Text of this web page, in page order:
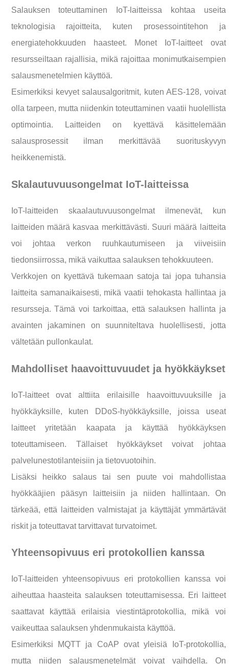
Salauksen toteuttaminen IoT-laitteissa kohtaa useita
teknologisia rajoitteita, kuten prosessointitehon ja
energiatehokkuuden haasteet. Monet IoT-laitteet ovat
resursseiltaan rajallisia, mikä rajoittaa monimutkaisempien
salausmenetelmien käyttöä.
Esimerkiksi kevyet salausalgoritmit, kuten AES-128, voivat
olla tarpeen, mutta niidenkin toteuttaminen vaatii huolellista
optimointia. Laitteiden on kyettävä käsittelemään
salausprosessit ilman merkittävää suorituskyvyn
heikkenemistä.
Skalautuvuusongelmat IoT-laitteissa
IoT-laitteiden skaalautuvuusongelmat ilmenevät, kun
laitteiden määrä kasvaa merkittävästi. Suuri määrä laitteita
voi johtaa verkon ruuhkautumiseen ja viiveisiin
tiedonsiirrossa, mikä vaikuttaa salauksen tehokkuuteen.
Verkkojen on kyettävä tukemaan satoja tai jopa tuhansia
laitteita samanaikaisesti, mikä vaatii tehokasta hallintaa ja
resursseja. Tämä voi tarkoittaa, että salauksen hallinta ja
avainten jakaminen on suunniteltava huolellisesti, jotta
vältetään pullonkaulat.
Mahdolliset haavoittuvuudet ja hyökkäykset
IoT-laitteet ovat alttiita erilaisille haavoittuvuuksille ja
hyökkäyksille, kuten DDoS-hyökkäyksille, joissa useat
laitteet yritetään kaapata ja käyttää hyökkäyksen
toteuttamiseen. Tällaiset hyökkäykset voivat johtaa
palvelunestotilanteisiin ja tietovuotoihin.
Lisäksi heikko salaus tai sen puute voi mahdollistaa
hyökkääjien pääsyn laitteisiin ja niiden hallintaan. On
tärkeää, että laitteiden valmistajat ja käyttäjät ymmärtävät
riskit ja toteuttavat tarvittavat turvatoimet.
Yhteensopivuus eri protokollien kanssa
IoT-laitteiden yhteensopivuus eri protokollien kanssa voi
aiheuttaa haasteita salauksen toteuttamisessa. Eri laitteet
saattavat käyttää erilaisia viestintäprotokollia, mikä voi
vaikeuttaa salauksen yhdenmukaista käyttöä.
Esimerkiksi MQTT ja CoAP ovat yleisiä IoT-protokollia,
mutta niiden salausmenetelmät voivat vaihdella. On